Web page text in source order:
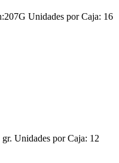
Unidades por Caja: 16
Unidades por Caja: 12